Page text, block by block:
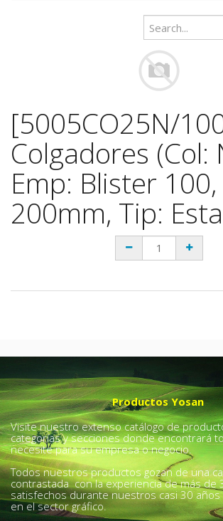
[5005CO25N/
Colgadores (Col:
Emp: Blister
200mm, Tip:
Productos Yosan
Visite nuestro extenso catálogo de
categorías y secciones donde encontrará
necesite para su empresa o negocio.
Todos nuestros productos gozan de una
contrastada con la experiencia de más de
satisfechos durante nuestros casi 30
en el sector gráfico.